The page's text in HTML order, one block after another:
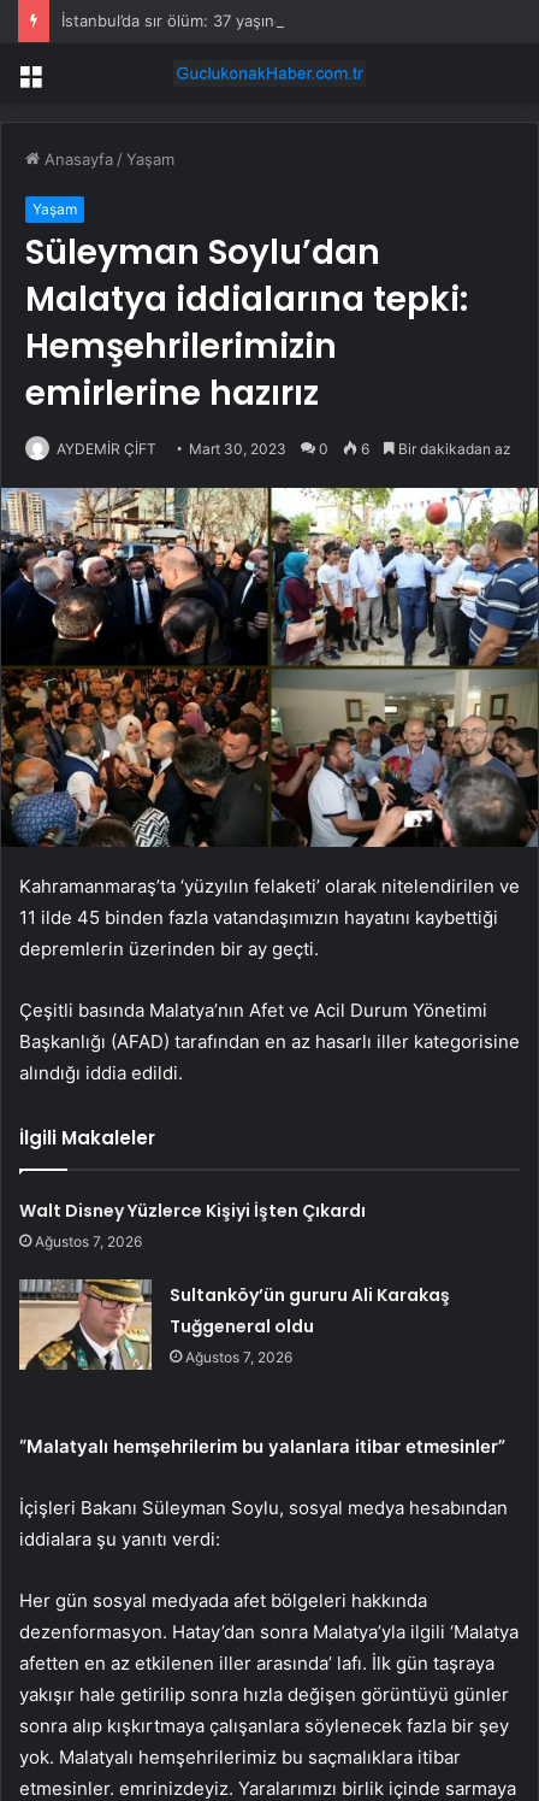
Menü
Anasayfa /Yaşam
Yaşam
Süleyman Soylu’dan
Malatya iddialarına tepki:
Hemşehrilerimizin
emirlerine hazırız
AYDEMİR ÇİFT Mart 30, 2023 0 6 Bir dakikadan az
Kahramanmaraş’ta ‘yüzyılın felaketi’ olarak nitelendirilen ve
11 ilde 45 binden fazla vatandaşımızın hayatını kaybettiği
depremlerin üzerinden bir ay geçti.
Çeşitli basında Malatya’nın Afet ve Acil Durum Yönetimi
Başkanlığı (AFAD) tarafından en az hasarlı iller kategorisine
alındığı iddia edildi.
İlgili Makaleler
Walt Disney Yüzlerce Kişiyi İşten Çıkardı
Ağustos 7, 2026
Sultanköy’ün gururu Ali Karakaş
Tuğgeneral oldu
Ağustos 7, 2026
“Malatyalı hemşehrilerim bu yalanlara itibar etmesinler”
İçişleri Bakanı Süleyman Soylu, sosyal medya hesabından
iddialara şu yanıtı verdi:
Her gün sosyal medyada afet bölgeleri hakkında
dezenformasyon. Hatay’dan sonra Malatya’yla ilgili ‘Malatya
afetten en az etkilenen iller arasında’ lafı. İlk gün taşraya
yakışır hale getirilip sonra hızla değişen görüntüyü günler
sonra alıp kışkırtmaya çalışanlara söylenecek fazla bir şey
yok. Malatyalı hemşehrilerimiz bu saçmalıklara itibar
etmesinler. emrinizdeyiz. Yaralarımızı birlik içinde sarmaya